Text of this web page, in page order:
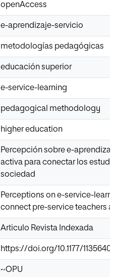
openAccess
e-aprendizaje-servicio
metodologías pedagógicas
educación superior
e-service-learning
pedagogical methodology
higher education
Percepción sobre e-
activa para conectar los
sociedad
Perceptions on e-service-
connect pre-service teachers
Articulo Revista Indexada
https://doi.org/10.1177/
~OPU